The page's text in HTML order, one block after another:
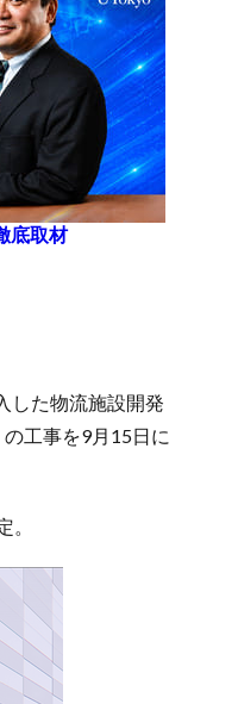
底取材
した物流施設開発
工事を9月15日に